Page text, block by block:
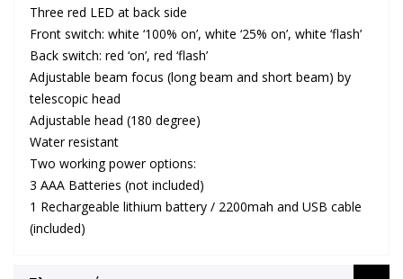
Three red LED at back side
Front switch: white ‘100% on’, white ‘25% on’, white ‘flash’
Back switch: red ‘on’, red ‘flash’
Adjustable beam focus (long beam and short beam) by
telescopic head
Adjustable head (180 degree)
Water resistant
Two working power options:
3 AAA Batteries (not included)
1 Rechargeable lithium battery / 2200mah and USB cable
(included)